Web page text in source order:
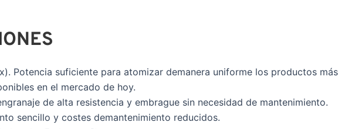
Potencia suficiente para atomizar demanera uniforme los productos más
en el mercado de hoy.
de alta resistencia y embrague sin necesidad de mantenimiento.
sencillo y costes demantenimiento reducidos.